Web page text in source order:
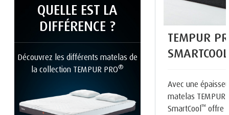
QUELLE EST LA
DIFFÉRENCE ?
Découvrez les différents matelas de
la collection TEMPUR PRO®
TEMPUR
SMARTCOOL
Avec une
matelas TEMPUR
SmartCool ™offre